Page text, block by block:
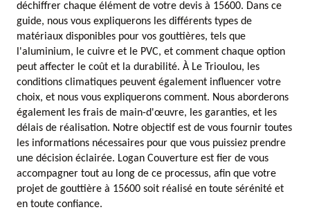
déchiffrer chaque élément de votre devis à 15600. Dans ce
guide, nous vous expliquerons les différents types de
matériaux disponibles pour vos gouttières, tels que
l'aluminium, le cuivre et le PVC, et comment chaque option
peut affecter le coût et la durabilité. À Le Trioulou, les
conditions climatiques peuvent également influencer votre
choix, et nous vous expliquerons comment. Nous aborderons
également les frais de main-d'œuvre, les garanties, et les
délais de réalisation. Notre objectif est de vous fournir toutes
les informations nécessaires pour que vous puissiez prendre
une décision éclairée. Logan Couverture est fier de vous
accompagner tout au long de ce processus, afin que votre
projet de gouttière à 15600 soit réalisé en toute sérénité et
en toute confiance.